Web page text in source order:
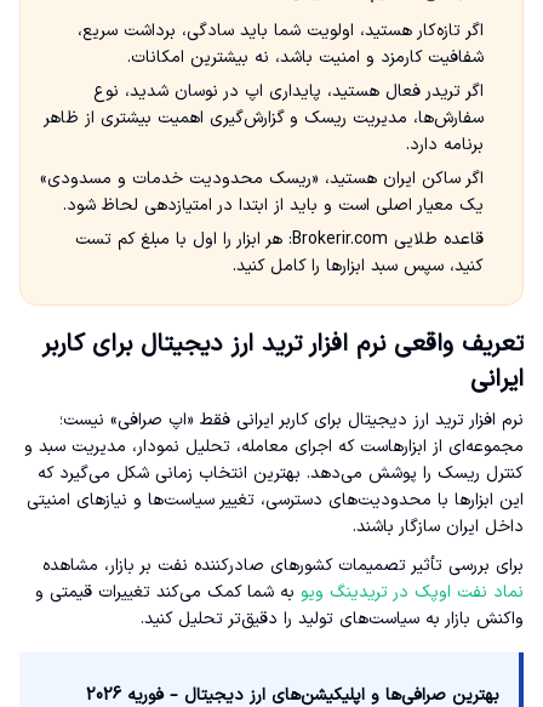
اگر تازه‌کار هستید، اولویت شما باید سادگی، برداشت سریع،
شفافیت کارمزد و امنیت باشد، نه بیشترین امکانات.
اگر تریدر فعال هستید، پایداری اپ در نوسان شدید، نوع
سفارش‌ها، مدیریت ریسک و گزارش‌گیری اهمیت بیشتری از ظاهر
برنامه دارد.
اگر ساکن ایران هستید، «ریسک محدودیت خدمات و مسدودی»
یک معیار اصلی است و باید از ابتدا در امتیازدهی لحاظ شود.
قاعده طلایی Brokerir.com: هر ابزار را اول با مبلغ کم تست
کنید، سپس سبد ابزارها را کامل کنید.
تعریف واقعی نرم افزار ترید ارز دیجیتال برای کاربر
ایرانی
نرم افزار ترید ارز دیجیتال برای کاربر ایرانی فقط «اپ صرافی» نیست؛
مجموعه‌ای از ابزارهاست که اجرای معامله، تحلیل نمودار، مدیریت سبد و
کنترل ریسک را پوشش می‌دهد. بهترین انتخاب زمانی شکل می‌گیرد که
این ابزارها با محدودیت‌های دسترسی، تغییر سیاست‌ها و نیازهای امنیتی
داخل ایران سازگار باشند.
برای بررسی تأثیر تصمیمات کشورهای صادرکننده نفت بر بازار، مشاهده
نماد نفت اوپک در تریدینگ ویو به شما کمک می‌کند تغییرات قیمتی و
واکنش بازار به سیاست‌های تولید را دقیق‌تر تحلیل کنید.
بهترین صرافی‌ها و اپلیکیشن‌های ارز دیجیتال – فوریه 2026